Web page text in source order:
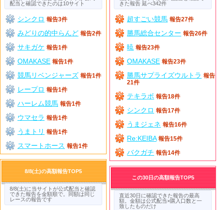
配当と確認できたのは10サイト
シンクロ 報告3件
みどりの的中らんど 報告2件
サキガケ 報告1件
OMAKASE 報告1件
競馬リベンジャーズ 報告1件
レープロ 報告1件
ハーレム競馬 報告1件
ウマセラ 報告1件
うまトリ 報告1件
スマートホース 報告1件
きた報告 延べ342件
超すごい競馬 報告27件
勝馬総合センター 報告26件
暁 報告23件
OMAKASE 報告23件
勝馬サプライズウルトラ 報告
21件
テキラボ 報告18件
シンクロ 報告17件
うまジェネ 報告16件
Re:KEIBA 報告15件
バクガチ 報告14件
8/8(土)の高額報告TOP5
8/8(土)に当サイトが公式配当と確認
できた報告を金額順で。同額は同じ
レースの報告です
この30日の高額報告TOP5
直近30日に確認できた報告の最高
額。金額は公式配当×購入口数と一
致したものだけ